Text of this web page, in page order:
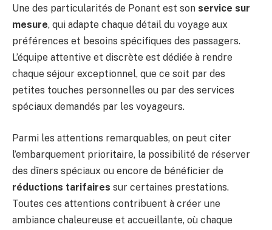
Une des particularités de Ponant est son service sur
mesure, qui adapte chaque détail du voyage aux
préférences et besoins spécifiques des passagers.
L’équipe attentive et discrète est dédiée à rendre
chaque séjour exceptionnel, que ce soit par des
petites touches personnelles ou par des services
spéciaux demandés par les voyageurs.
Parmi les attentions remarquables, on peut citer
l’embarquement prioritaire, la possibilité de réserver
des dîners spéciaux ou encore de bénéficier de
réductions tarifaires sur certaines prestations.
Toutes ces attentions contribuent à créer une
ambiance chaleureuse et accueillante, où chaque